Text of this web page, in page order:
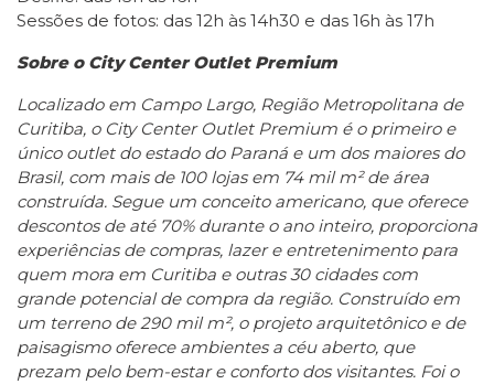
Sessões de fotos: das 12h às 14h30 e das 16h às 17h
Sobre o City Center Outlet Premium
Localizado em Campo Largo, Região Metropolitana de
Curitiba, o City Center Outlet Premium é o primeiro e
único outlet do estado do Paraná e um dos maiores do
Brasil, com mais de 100 lojas em 74 mil m² de área
construída. Segue um conceito americano, que oferece
descontos de até 70% durante o ano inteiro, proporciona
experiências de compras, lazer e entretenimento para
quem mora em Curitiba e outras 30 cidades com
grande potencial de compra da região. Construído em
um terreno de 290 mil m², o projeto arquitetônico e de
paisagismo oferece ambientes a céu aberto, que
prezam pelo bem-estar e conforto dos visitantes. Foi o